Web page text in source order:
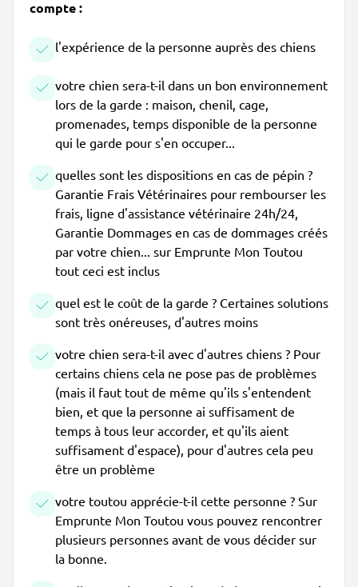
compte :
l'expérience de la personne auprès des chiens
votre chien sera-t-il dans un bon environnement
lors de la garde : maison, chenil, cage,
promenades, temps disponible de la personne
qui le garde pour s'en occuper...
quelles sont les dispositions en cas de pépin ?
Garantie Frais Vétérinaires pour rembourser les
frais, ligne d'assistance vétérinaire 24h/24,
Garantie Dommages en cas de dommages créés
par votre chien... sur Emprunte Mon Toutou
tout ceci est inclus
quel est le coût de la garde ? Certaines solutions
sont très onéreuses, d'autres moins
votre chien sera-t-il avec d'autres chiens ? Pour
certains chiens cela ne pose pas de problèmes
(mais il faut tout de même qu'ils s'entendent
bien, et que la personne ai suffisament de
temps à tous leur accorder, et qu'ils aient
suffisament d'espace), pour d'autres cela peu
être un problème
votre toutou apprécie-t-il cette personne ? Sur
Emprunte Mon Toutou vous pouvez rencontrer
plusieurs personnes avant de vous décider sur
la bonne.